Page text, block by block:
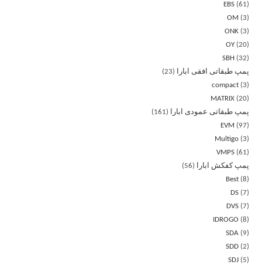
EBS 61
OM
3
ONK 3
OY 20
SBH
32
پمپ طبقاتی افقی ابارا
23
compact 3
MATRIX 20
پمپ طبقاتی عمودی ابارا
161
EVM
97
Multigo 3
VMPS 61
پمپ کفکش ابارا
56
Best 8
DS 7
DVS 7
IDROGO
8
SDA
9
SDD 2
SDJ
5